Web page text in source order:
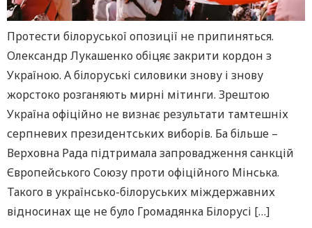
Протести білоруської опозиції не припиняться.
Олександр Лукашенко обіцяє закрити кордон з
Україною. А білоруські силовики знову і знову
жорстоко розганяють мирні мітинги. Зрештою
Україна офіційно не визнає результати тамтешніх
серпневих президентських виборів. Ба більше –
Верховна Рада підтримала запровадження санкцій
Європейського Союзу проти офіційного Мінська.
Такого в українсько-білоруських міждержавних
відносинах ще не було Громадянка Білорусі […]